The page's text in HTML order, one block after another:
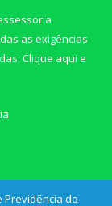
as exigências
Clique aqui e
Previdência do